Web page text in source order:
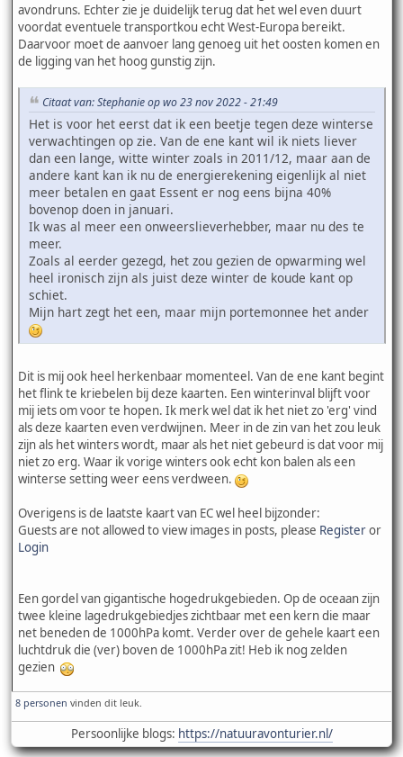
avondruns. Echter zie je duidelijk terug dat het wel even duurt
voordat eventuele transportkou echt West-Europa bereikt.
Daarvoor moet de aanvoer lang genoeg uit het oosten komen en
de ligging van het hoog gunstig zijn.
Citaat van: Stephanie op wo 23 nov 2022 - 21:49
Het is voor het eerst dat ik een beetje tegen deze winterse
verwachtingen op zie. Van de ene kant wil ik niets liever
dan een lange, witte winter zoals in 2011/12, maar aan de
andere kant kan ik nu de energierekening eigenlijk al niet
meer betalen en gaat Essent er nog eens bijna 40%
bovenop doen in januari.
Ik was al meer een onweerslieverhebber, maar nu des te
meer.
Zoals al eerder gezegd, het zou gezien de opwarming wel
heel ironisch zijn als juist deze winter de koude kant op
schiet.
Mijn hart zegt het een, maar mijn portemonnee het ander
Dit is mij ook heel herkenbaar momenteel. Van de ene kant begint
het flink te kriebelen bij deze kaarten. Een winterinval blijft voor
mij iets om voor te hopen. Ik merk wel dat ik het niet zo 'erg' vind
als deze kaarten even verdwijnen. Meer in de zin van het zou leuk
zijn als het winters wordt, maar als het niet gebeurd is dat voor mij
niet zo erg. Waar ik vorige winters ook echt kon balen als een
winterse setting weer eens verdween.
Overigens is de laatste kaart van EC wel heel bijzonder:
Guests are not allowed to view images in posts, please Registeror
Login
Een gordel van gigantische hogedrukgebieden. Op de oceaan zijn
twee kleine lagedrukgebiedjes zichtbaar met een kern die maar
net beneden de 1000hPa komt. Verder over de gehele kaart een
luchtdruk die (ver) boven de 1000hPa zit! Heb ik nog zelden
gezien
8 personen vinden dit leuk.
Persoonlijke blogs: https://natuuravonturier.nl/